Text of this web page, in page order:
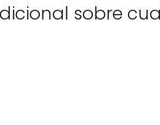
sobre